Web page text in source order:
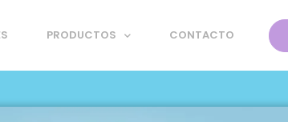
PRODUCTOS CONTACTO